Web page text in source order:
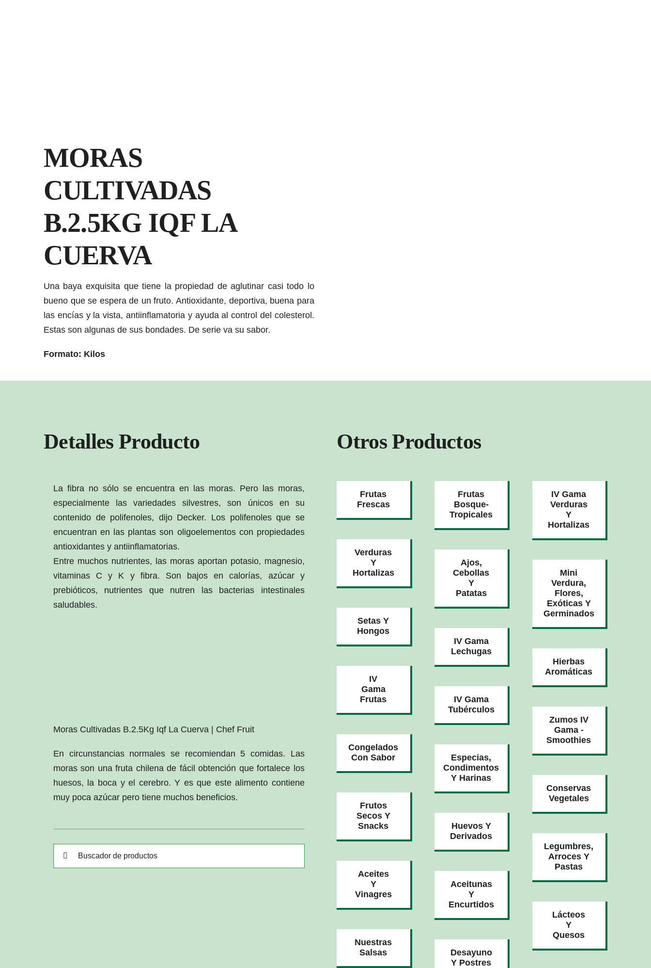
MORAS
CULTIVADAS
B.2.5KG IQF LA
CUERVA
Una baya exquisita que tiene la propiedad de aglutinar casi todo lo
bueno que se espera de un fruto. Antioxidante, deportiva, buena para
las encías y la vista, antiinflamatoria y ayuda al control del colesterol.
Estas son algunas de sus bondades. De serie va su sabor.
Formato: Kilos
Detalles Producto Otros Productos
La fibra no sólo se encuentra en las moras. Pero las moras,
especialmente las variedades silvestres, son únicos en su
contenido de polifenoles, dijo Decker. Los polifenoles que se
encuentran en las plantas son oligoelementos con propiedades
antioxidantes y antiinflamatorias.
Entre muchos nutrientes, las moras aportan potasio, magnesio,
vitaminas C y K y fibra. Son bajos en calorías, azúcar y
prebióticos, nutrientes que nutren las bacterias intestinales
saludables.
Moras Cultivadas B.2.5Kg Iqf La Cuerva | Chef Fruit
En circunstancias normales se recomiendan 5 comidas. Las
moras son una fruta chilena de fácil obtención que fortalece los
huesos, la boca y el cerebro. Y es que este alimento contiene
muy poca azúcar pero tiene muchos beneficios.
Buscar:
Frutas
Frescas
Verduras
Y
Hortalizas
Setas Y
Hongos
IV
Gama
Frutas
Congelados
Con Sabor
Frutos
Secos Y
Snacks
Aceites
Y
Vinagres
Nuestras
Salsas
Frutas
Bosque-
Tropicales
Ajos,
Cebollas
Y
Patatas
IV Gama
Lechugas
IV Gama
Tubérculos
Especias,
Condimentos
Y Harinas
Huevos Y
Derivados
Aceitunas
Y
Encurtidos
Desayuno
Y Postres
IV Gama
Verduras
Y
Hortalizas
Mini
Verdura,
Flores,
Exóticas Y
Germinados
Hierbas
Aromáticas
Zumos IV
Gama -
Smoothies
Conservas
Vegetales
Legumbres,
Arroces Y
Pastas
Lácteos
Y
Quesos